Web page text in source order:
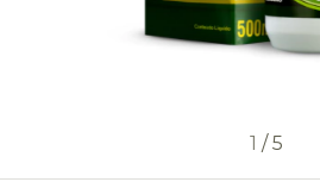
1 /5